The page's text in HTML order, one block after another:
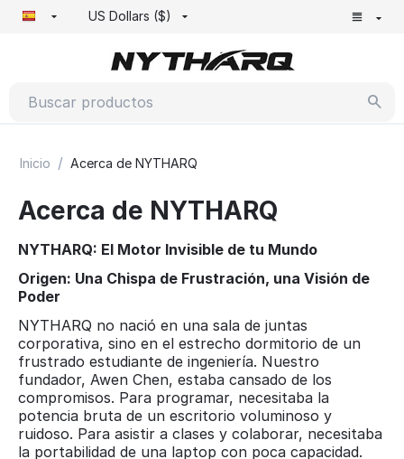
US Dollars ($)
Inicio / Acerca de NYTHARQ
Acerca de NYTHARQ
NYTHARQ: El Motor Invisible de tu Mundo
Origen: Una Chispa de Frustración, una Visión de
Poder
NYTHARQ no nació en una sala de juntas
corporativa, sino en el estrecho dormitorio de un
frustrado estudiante de ingeniería. Nuestro
fundador, Awen Chen, estaba cansado de los
compromisos. Para programar, necesitaba la
potencia bruta de un escritorio voluminoso y
ruidoso. Para asistir a clases y colaborar, necesitaba
la portabilidad de una laptop con poca capacidad.